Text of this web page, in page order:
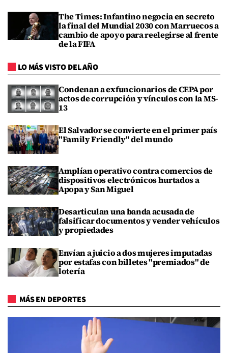
The Times: Infantino negocia en secreto
la final del Mundial 2030 con Marruecos a
cambio de apoyo para reelegirse al frente
de la FIFA
LO MÁS VISTO DEL AÑO
Condenan a exfuncionarios de CEPA por
actos de corrupción y vínculos con la MS-
13
El Salvador se convierte en el primer país
"Family Friendly" del mundo
Amplían operativo contra comercios de
dispositivos electrónicos hurtados a
Apopa y San Miguel
Desarticulan una banda acusada de
falsificar documentos y vender vehículos
y propiedades
Envían a juicio a dos mujeres imputadas
por estafas con billetes "premiados" de
lotería
MÁS EN DEPORTES